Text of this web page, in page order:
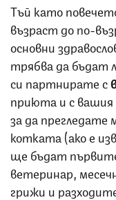
Тъй като
възраст до по-
основни
трябва да бъдат
си партнирате с
приюта и с вашия
за да
котката (ако е
ще бъдат
ветеринар,
грижи и